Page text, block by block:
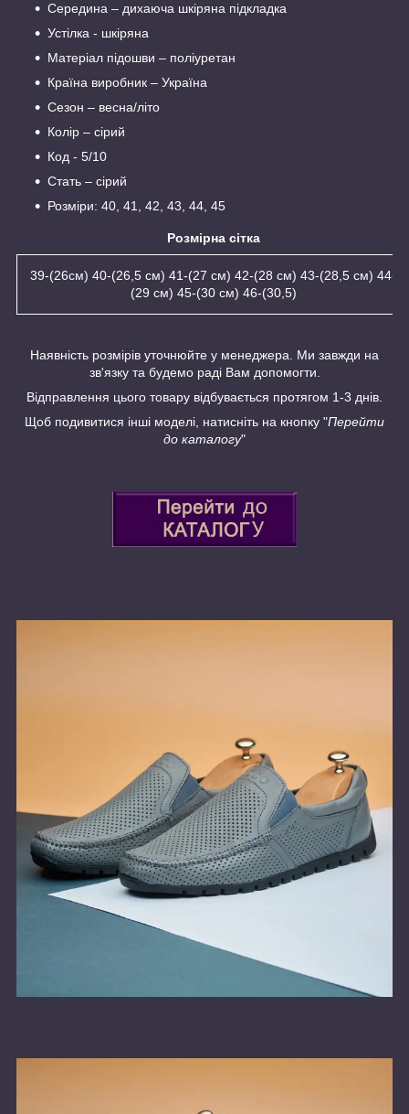
Середина – дихаюча шкіряна підкладка
Устілка - шкіряна
Матеріал підошви – поліуретан
Країна виробник – Україна
Сезон – весна/літо
Колір – сірий
Код - 5/10
Стать – сірий
Розміри: 40, 41, 42, 43, 44, 45
Розмірна сітка
39-(26см) 40-(26,5 см) 41-(27 см) 42-(28 см) 43-(28,5 см) 44-
(29 см) 45-(30 см) 46-(30,5)
Наявність розмірів уточнюйте у менеджера. Ми завжди на
зв'язку та будемо раді Вам допомогти.
Відправлення цього товару відбувається протягом 1-3 днів.
Щоб подивитися інші моделі, натисніть на кнопку "Перейти
до каталогу"